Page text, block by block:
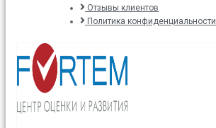
Отзывы клиентов
Политика конфиденциальности